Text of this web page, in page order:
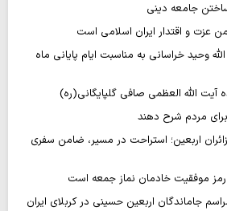
جامعه دینی
عزت و اقتدار ایران اسلامی است
وحید خراسانی به مناسبت ایام پایانی ماه
آیت الله العظمی صافی گلپایگانی(ره)
مردم شرح دهند
اربعین؛ استراحت در مسیر، ضامن سفری
موفقیت خادمان نماز جمعه است